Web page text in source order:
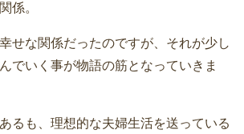
係。
せな関係だったのですが、それが少し
でいく事が物語の筋となっていきま
るも、理想的な夫婦生活を送っている